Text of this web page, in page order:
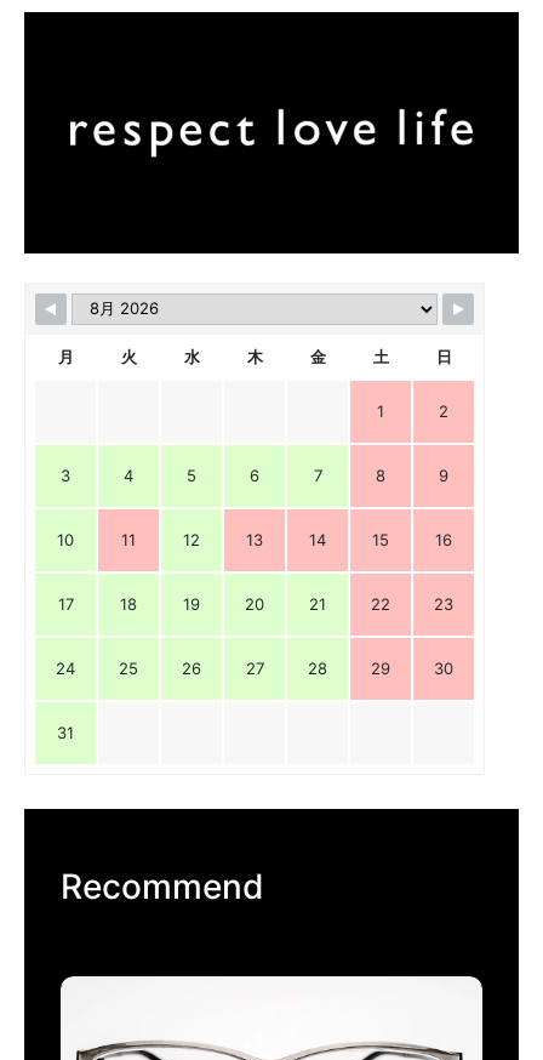
月 火 水 木 金 土 日
1 2
3 4 5 6 7 8 9
10 11 12 13 14 15 16
17 18 19 20 21 22 23
24 25 26 27 28 29 30
31
Recommend